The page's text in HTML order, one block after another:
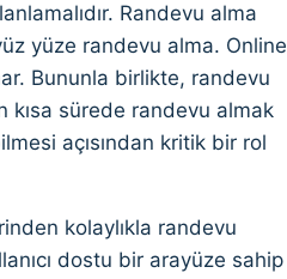
Randevu alma
yüze randevu alma. Online
Bununla birlikte, randevu
kısa sürede randevu almak
açısından kritik bir rol
kolaylıkla randevu
dostu bir arayüze sahip